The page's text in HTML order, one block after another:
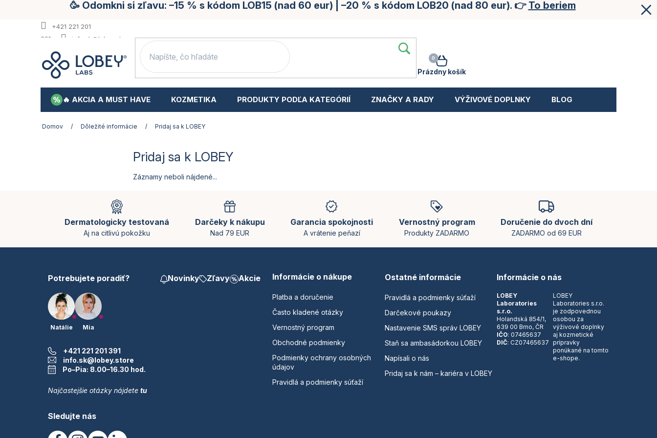
🥳 Odomkni si zľavu: –15 % s kódom LOB15 (nad 60 eur) | –20 % s kódom LOB20 (nad 80 eur). 👉 To beriem
+421 221 201
391
info.sk@lobey.store
NÁKUPNÝ
KOŠÍK
Prázdny košík
🔥 AKCIA A MUST HAVE KOZMETIKA PRODUKTY PODĽA KATEGÓRIÍ ZNAČKY A RADY VÝŽIVOVÉ DOPLNKY BLOG
Domov / Dôležité informácie / Pridaj sa k LOBEY
Pridaj sa k LOBEY
Záznamy neboli nájdené...
i
Dermatologicky testovaná
Aj na citlivú pokožku
Darčeky k nákupu
Nad 79 EUR
Garancia spokojnosti
A vrátenie peňazí
Vernostný program
Produkty ZADARMO
Doručenie do dvoch dní
ZADARMO od 69 EUR
Potrebujete poradiť?
Natálie Mia
+421 221 201 391
info.sk@lobey.store
Po–Pia: 8.00–16.30 hod.
Najčastejšie otázky nájdete tu
Sledujte nás
Novinky Zľavy Akcie Informácie o nákupe
Platba a doručenie
Často kladené otázky
Vernostný program
Obchodné podmienky
Podmienky ochrany osobných
údajov
Pravidlá a podmienky súťaží
Ostatné informácie
Pravidlá a podmienky súťaží
Darčekové poukazy
Nastavenie SMS správ LOBEY
Staň sa ambasádorkou LOBEY
Napísali o nás
Pridaj sa k nám – kariéra v LOBEY
Informácie o nás
LOBEY
Laboratories
s.r.o.
Holandská 854/1,
639 00 Brno, ČR
IČO: 07465637
DIČ: CZ07465637
LOBEY
Laboratories s.r.o.
je zodpovednou
osobou za
výživové doplnky
aj kozmetické
prípravky
ponúkané na tomto
e-shope.